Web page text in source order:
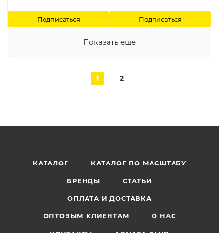
Подписаться Подписаться
Показать еще
1 2
КАТАЛОГ КАТАЛОГ ПО МАСШТАБУ
БРЕНДЫ СТАТЬИ
ОПЛАТА И ДОСТАВКА
ОПТОВЫМ КЛИЕНТАМ О НАС